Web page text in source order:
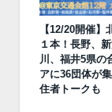
【12/20開催】
１本！長野、
川、福井5県の
アに36団体が
住者トークも